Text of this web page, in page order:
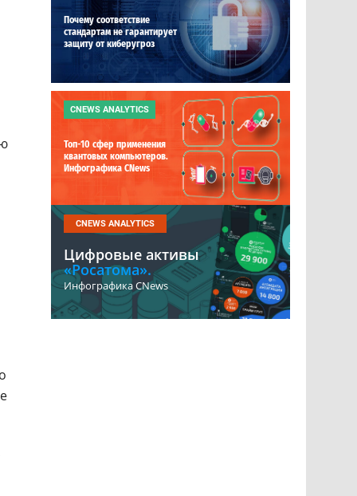
Почему соответствие
стандартам не гарантирует
защиту от киберугроз
CNEWS ANALYTICS
Топ-10 сфер применения
квантовых компьютеров.
Инфографика CNews
CNEWS ANALYTICS
Цифровые активы
«Росатома».
Инфографика CNews